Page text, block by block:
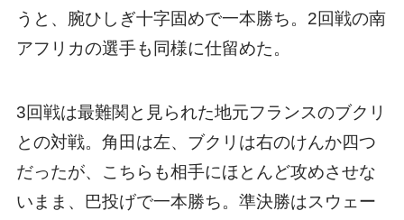
うと、腕ひしぎ十字固めで一本勝ち。2回戦の南
アフリカの選手も同様に仕留めた。
3回戦は最難関と見られた地元フランスのブクリ
との対戦。角田は左、ブクリは右のけんか四つ
だったが、こちらも相手にほとんど攻めさせな
いまま、巴投げで一本勝ち。準決勝はスウェー